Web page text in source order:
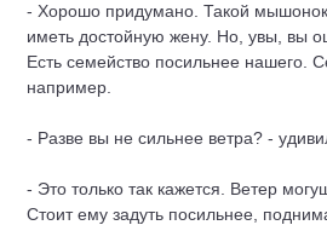
- Хорошо придумано. Такой
иметь достойную жену. Но, увы, вы
Есть семейство посильнее нашего.
например.
- Разве вы не сильнее ветра? -
- Это только так кажется. Ветер
Стоит ему задуть посильнее,